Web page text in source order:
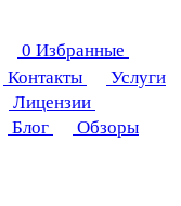
0 Избранные
Контакты
Услуги
Лицензии
Блог
Обзоры